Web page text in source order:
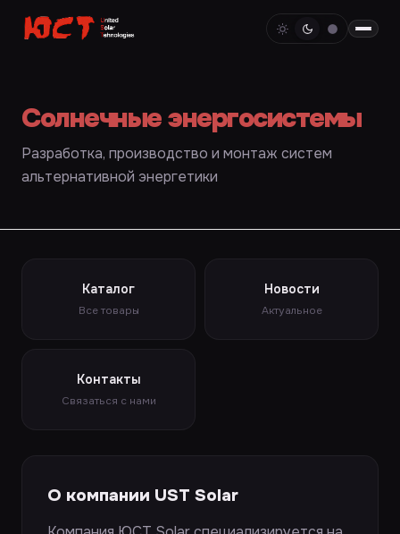
Солнечные энергосистемы
Разработка, производство и монтаж систем
альтернативной энергетики
Каталог
Все товары
Новости
Актуальное
Контакты
Связаться с нами
О компании UST Solar